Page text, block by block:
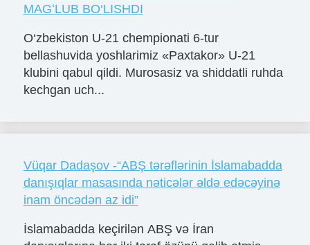
MAGʻLUB BO‘LISHDI
O‘zbekiston U-21 chempionati 6-tur
bellashuvida yoshlarimiz «Paxtakor» U-21
klubini qabul qildi. Murosasiz va shiddatli ruhda
kechgan uch...
Vüqar Dadaşov -“ABŞ tərəflərinin İslamabadda
danışıqlar masasında nəticələr əldə edəcəyinə
inam öncədən az idi”
İslamabadda keçirilən ABŞ və İran